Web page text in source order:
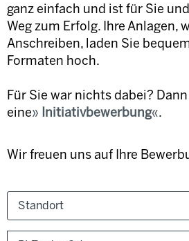
ganz einfach und ist für Sie
Weg zum Erfolg. Ihre Anlagen,
Anschreiben, laden Sie
Formaten hoch.
Für Sie war nichts dabei?
eine
Initiativbewerbung .
Wir freuen uns auf Ihre
Standort